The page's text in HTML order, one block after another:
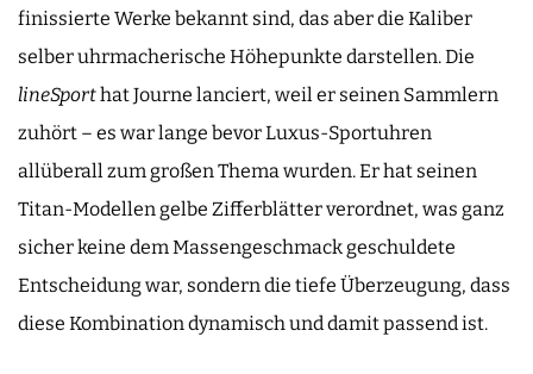
finissierte Werke bekannt sind, das aber die Kaliber
selber uhrmacherische Höhepunkte darstellen. Die
lineSporthat Journe lanciert, weil er seinen Sammlern
zuhört – es war lange bevor Luxus-Sportuhren
allüberall zum großen Thema wurden. Er hat seinen
Titan-Modellen gelbe Zifferblätter verordnet, was ganz
sicher keine dem Massengeschmack geschuldete
Entscheidung war, sondern die tiefe Überzeugung, dass
diese Kombination dynamisch und damit passend ist.